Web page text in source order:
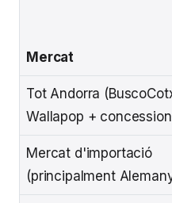
Mercat
Tot Andorra
Wallapop +
Mercat d'importació
(principalment